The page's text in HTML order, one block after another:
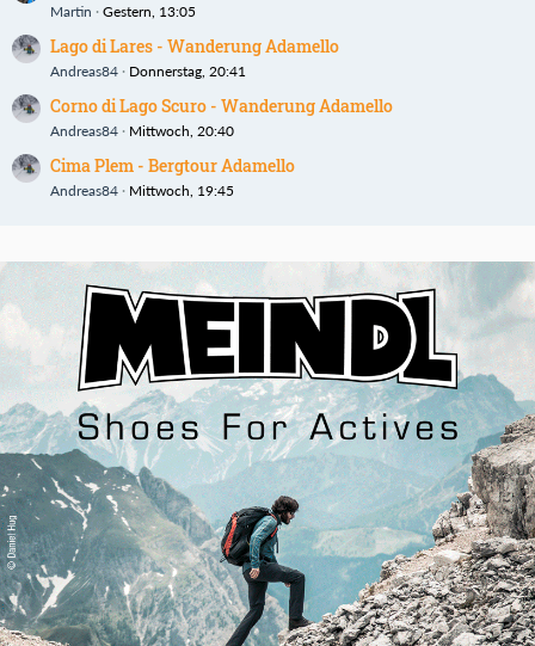
Martin Gestern, 13:05
Lago di Lares - Wanderung Adamello
Andreas84 Donnerstag, 20:41
Corno di Lago Scuro - Wanderung Adamello
Andreas84 Mittwoch, 20:40
Cima Plem - Bergtour Adamello
Andreas84 Mittwoch, 19:45